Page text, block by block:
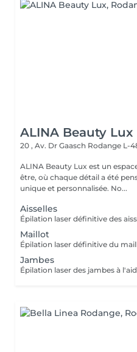
ALINA Beauty Lux
20 , Av. Dr Gaasch Rodange L-
ALINA Beauty Lux est un
être, où chaque détail a été
unique et personnalisée. No...
Aisselles
Maillot
Jambes